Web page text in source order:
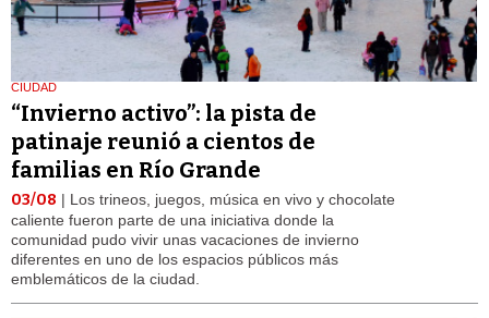
CIUDAD
“Invierno activo”: la pista de
patinaje reunió a cientos de
familias en Río Grande
03/08 | Los trineos, juegos, música en vivo y chocolate
caliente fueron parte de una iniciativa donde la
comunidad pudo vivir unas vacaciones de invierno
diferentes en uno de los espacios públicos más
emblemáticos de la ciudad.